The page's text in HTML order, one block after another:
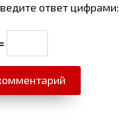
ответ цифрами: